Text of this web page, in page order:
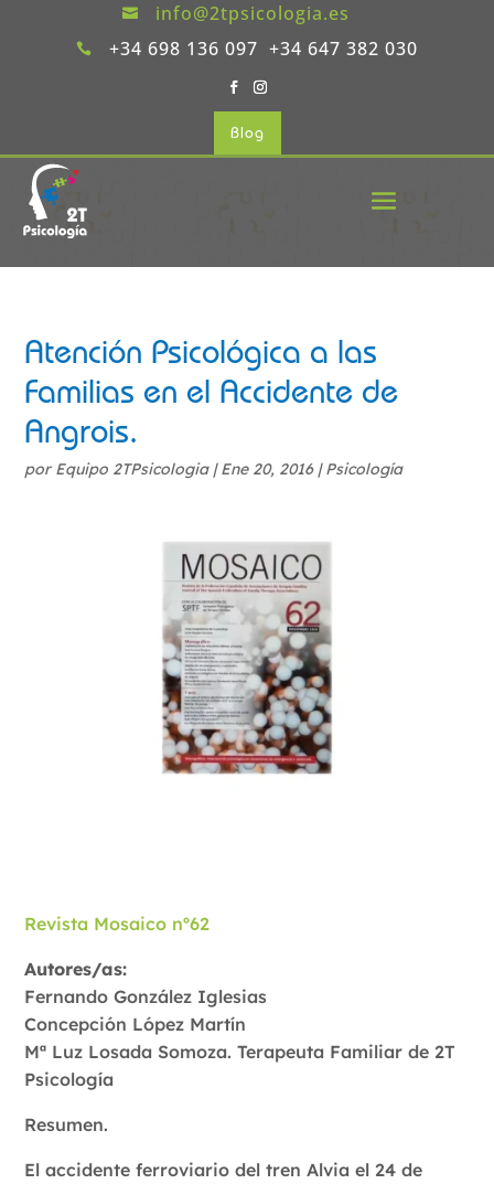
 info@2tpsicologia.es
 +34 698 136 097 +34 647 382 030
Blog
Atención Psicológica a las
Familias en el Accidente de
Angrois.
por Equipo 2TPsicologia|Ene 20, 2016|Psicología
Revista Mosaico nº62
Autores/as:
Fernando González Iglesias
Concepción López Martín
Mª Luz Losada Somoza. Terapeuta Familiar de 2T
Psicología
Resumen.
El accidente ferroviario del tren Alvia el 24 de